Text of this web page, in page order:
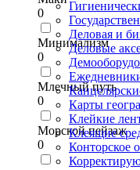
0
Минимализм
0
Млечный путь
0
Морской пейзаж
0
Деловая и
Деловые
Карты
Клейкие
Клеящие
Конторское